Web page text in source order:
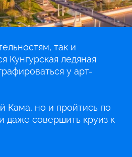
так и
Кунгурская ледяная
у арт-
Кама, но и пройтись по
даже совершить круиз к